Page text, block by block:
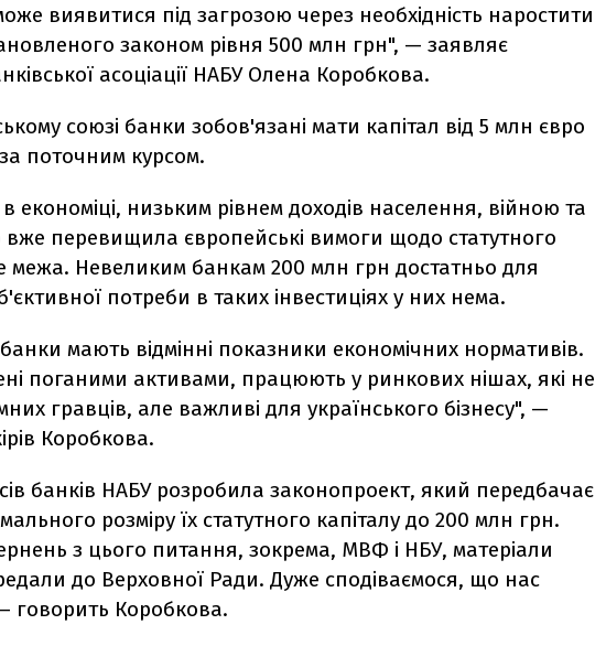
виявитися під загрозою через необхідність наростити
законом рівня 500 млн грн", — заявляє
асоціації НАБУ Олена Коробкова.
союзі банки зобов'язані мати капітал від 5 млн євро
поточним курсом.
економіці, низьким рівнем доходів населення, війною та
перевищила європейські вимоги щодо статутного
межа. Невеликим банкам 200 млн грн достатньо для
потреби в таких інвестиціях у них нема.
мають відмінні показники економічних нормативів.
поганими активами, працюють у ринкових нішах, які не
гравців, але важливі для українського бізнесу", —
Коробкова.
банків НАБУ розробила законопроект, який передбачає
розміру їх статутного капіталу до 200 млн грн.
з цього питання, зокрема, МВФ і НБУ, матеріали
до Верховної Ради. Дуже сподіваємося, що нас
говорить Коробкова.